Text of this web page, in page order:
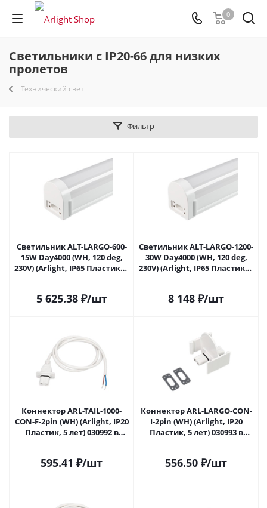
0
Светильники с IP20-66 для низких
пролетов
Технический свет
Фильтр
Светильник ALT-LARGO-600-
15W Day4000 (WH, 120 deg,
230V) (Arlight, IP65 Пластик, 5
5 625.38₽/шт
Светильник ALT-LARGO-1200-
30W Day4000 (WH, 120 deg,
230V) (Arlight, IP65 Пластик, 5
8 148 ₽/шт
Коннектор ARL-TAIL-1000-
CON-F-2pin (WH) (Arlight, IP20
Пластик, 5 лет) 030992 в
595.41 ₽/шт
Коннектор ARL-LARGO-CON-
I-2pin (WH) (Arlight, IP20
Пластик, 5 лет) 030993 в
556.50 ₽/шт